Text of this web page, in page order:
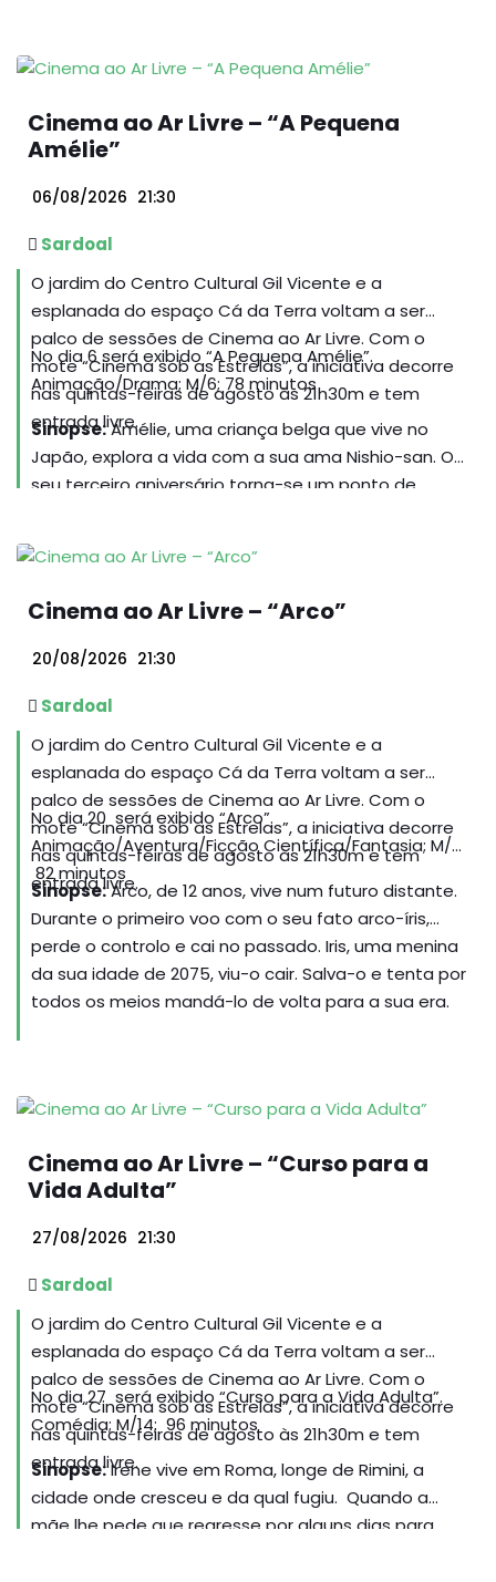
Cinema ao Ar Livre – “A Pequena
Amélie”
06/08/2026 21:30
Sardoal
O jardim do Centro Cultural Gil Vicente e a
esplanada do espaço Cá da Terra voltam a ser
palco de sessões de Cinema ao Ar Livre. Com o
mote “Cinema sob as Estrelas”, a iniciativa decorre
nas quintas-feiras de agosto às 21h30m e tem
entrada livre.
No dia 6 será exibido “A Pequena Amélie”.
Animação/Drama; M/6; 78 minutos
Sinopse:Amélie, uma criança belga que vive no
Japão, explora a vida com a sua ama Nishio-san. O
seu terceiro aniversário torna-se um ponto de
do mundo.
Cinema ao Ar Livre – “Arco”
20/08/2026 21:30
Sardoal
O jardim do Centro Cultural Gil Vicente e a
esplanada do espaço Cá da Terra voltam a ser
palco de sessões de Cinema ao Ar Livre. Com o
mote “Cinema sob as Estrelas”, a iniciativa decorre
nas quintas-feiras de agosto às 21h30m e tem
entrada livre.
No dia 20 será exibido “Arco”.
Animação/Aventura/Ficção Científica/Fantasia; M/6;
82 minutos
Sinopse:Arco, de 12 anos, vive num futuro distante.
Durante o primeiro voo com o seu fato arco-íris,
perde o controlo e cai no passado. Iris, uma menina
da sua idade de 2075, viu-o cair. Salva-o e tenta por
todos os meios mandá-lo de volta para a sua era.
Cinema ao Ar Livre – “Curso para a
Vida Adulta”
27/08/2026 21:30
Sardoal
O jardim do Centro Cultural Gil Vicente e a
esplanada do espaço Cá da Terra voltam a ser
palco de sessões de Cinema ao Ar Livre. Com o
mote “Cinema sob as Estrelas”, a iniciativa decorre
nas quintas-feiras de agosto às 21h30m e tem
entrada livre.
No dia 27 será exibido “Curso para a Vida Adulta”.
Comédia; M/14; 96 minutos
Sinopse:Irene vive em Roma, longe de Rimini, a
cidade onde cresceu e da qual fugiu. Quando a
mãe lhe pede que regresse por alguns dias para